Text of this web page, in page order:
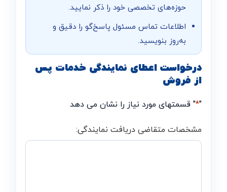
حوزه‌های تخصصی خود را ذکر نمایید.
اطلاعات تماس مسئول پاسخ‌گو را دقیق و
به‌روز بنویسید.
درخواست اعطای نمایندگی خدمات پس
از فروش
"
*" قسمتهای مورد نیاز را نشان می دهد
مشخصات متقاضی دریافت نمایندگی: